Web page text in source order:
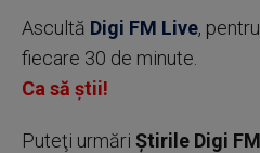
Ascultă Digi FM Live,
fiecare 30 de minute.
Ca să știi!
Puteţi urmări Știrile Digi FM